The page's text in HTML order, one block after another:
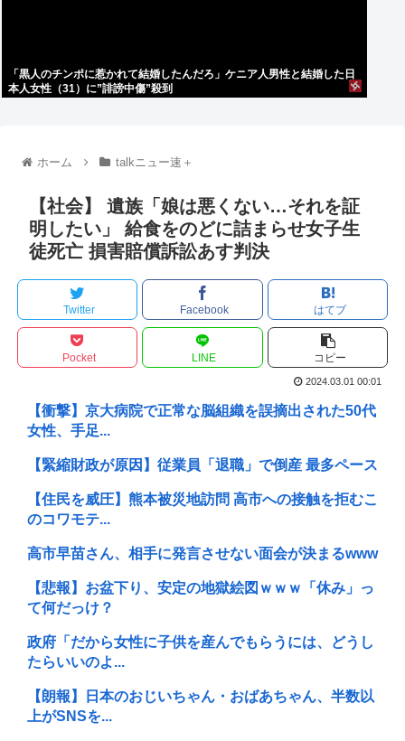
「黒人のチンポに惹かれて結婚したんだろ」ケニア人男性と結婚した日
本人女性（31）に”誹謗中傷”殺到
ホーム talkニュー速＋
【社会】 遺族「娘は悪くない…それを証
明したい」 給食をのどに詰まらせ女子生
徒死亡 損害賠償訴訟あす判決
Twitter Facebook はてブ
Pocket LINE コピー
2024.03.01 00:01
【衝撃】京大病院で正常な脳組織を誤摘出された50代
女性、手足...
【緊縮財政が原因】従業員「退職」で倒産 最多ペース
【住民を威圧】熊本被災地訪問 高市への接触を拒むこ
のコワモテ...
高市早苗さん、相手に発言させない面会が決まるwww
【悲報】お盆下り、安定の地獄絵図ｗｗｗ「休み」っ
て何だっけ？
政府「だから女性に子供を産んでもらうには、どうし
たらいいのよ...
【朗報】日本のおじいちゃん・おばあちゃん、半数以
上がSNSを...